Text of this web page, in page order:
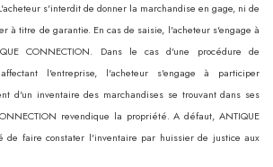
s'interdit de donner la marchandise en gage, ni de
à titre de garantie. En cas de saisie, l'acheteur s'engage à
CONNECTION. Dans le cas d'une procédure de
l'entreprise, l'acheteur s'engage à participer
d'un inventaire des marchandises se trouvant dans ses
revendique la propriété. A défaut, ANTIQUE
de faire constater l'inventaire par huissier de justice aux